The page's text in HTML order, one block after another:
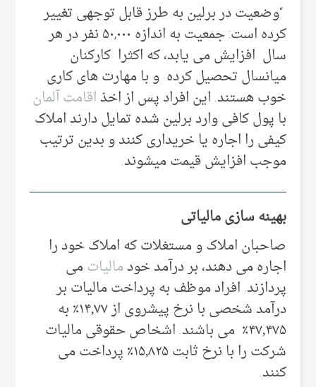
“وضعیت در برلین به طرز قابل توجهی تغییر
کرده است: جمعیت به اندازه ۵۰,۰۰۰ نفر در هر
سال افزایش می یابد، که اکثرا کارکنان
میانسال تحصیل کرده و با مهارت های کاری
خوب هستند. این افراد پس از اخذاقامت آلمان
با پول کافی وارد برلین شده تمایل دارند املاک
کیفی را اجاره یا خریداری کنند و بدین ترتیب
موجب افزایش قیمت میشوند.
بهینه سازی مالیاتی
صاحبان املاک و مستغلات که املاک خود را
اجاره می دهند، بر درآمد خودمالیاتمی
پردازند. افراد موظف به پرداخت مالیات بر
درآمد شخصی با نرخ پیشروی از ۱۴٫۷۷٪ به
۴۷٫۴۷۵٪ می باشند. اشخاص حقوقی مالیات
شرکت را با نرخ ثابت ۱۵٫۸۲۵٪ پرداخت می
کنند.